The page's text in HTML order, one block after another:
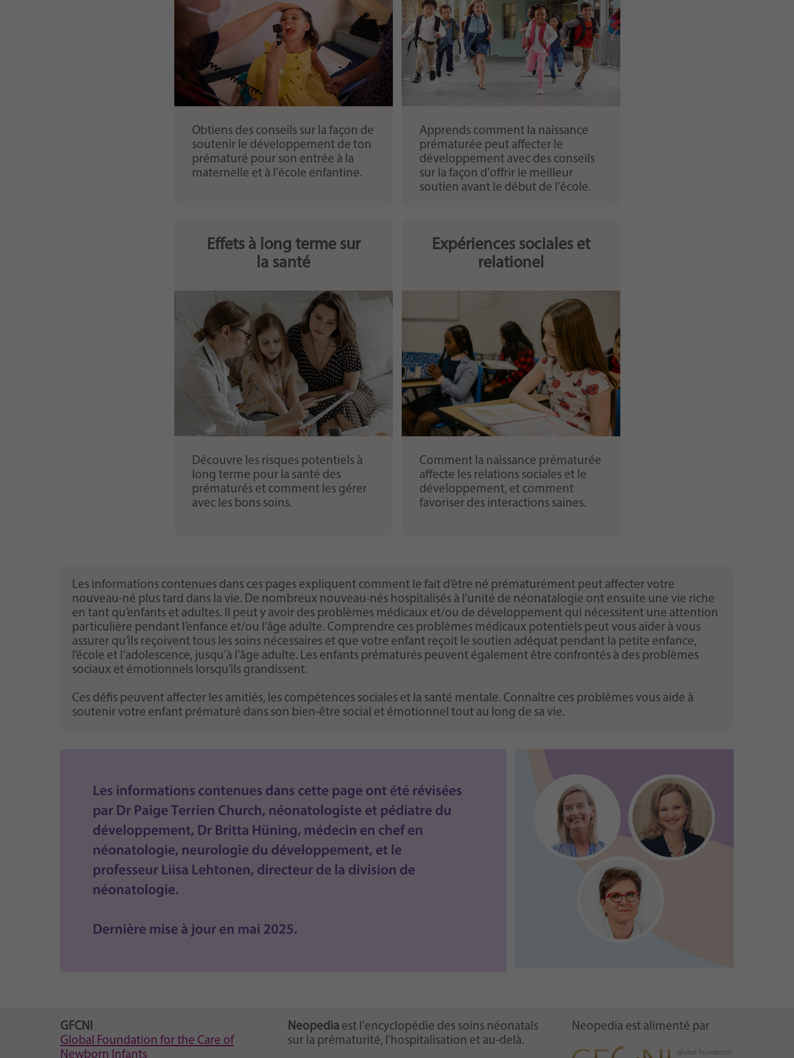
Obtiens des conseils sur la façon de
soutenir le développement de ton
prématuré pour son entrée à la
maternelle et à l'école enfantine.
Apprends comment la naissance
prématurée peut affecter le
développement avec des conseils
sur la façon d'offrir le meilleur
soutien avant le début de l'école.
Effets à long terme sur
la santé
Découvre les risques potentiels à
long terme pour la santé des
prématurés et comment les gérer
avec les bons soins.
Expériences sociales et
relationel
Comment la naissance prématurée
affecte les relations sociales et le
développement, et comment
favoriser des interactions saines.
Les informations contenues dans ces pages expliquent comment le fait d’être né prématurément peut affecter votre
nouveau-né plus tard dans la vie. De nombreux nouveau-nés hospitalisés à l’unité de néonatalogie ont ensuite une vie riche
en tant qu’enfants et adultes. Il peut y avoir des problèmes médicaux et/ou de développement qui nécessitent une attention
particulière pendant l’enfance et/ou l’âge adulte. Comprendre ces problèmes médicaux potentiels peut vous aider à vous
assurer qu’ils reçoivent tous les soins nécessaires et que votre enfant reçoit le soutien adéquat pendant la petite enfance,
l’école et l’adolescence, jusqu’à l’âge adulte. Les enfants prématurés peuvent également être confrontés à des problèmes
sociaux et émotionnels lorsqu’ils grandissent.
Ces défis peuvent affecter les amitiés, les compétences sociales et la santé mentale. Connaître ces problèmes vous aide à
soutenir votre enfant prématuré dans son bien-être social et émotionnel tout au long de sa vie.
GFCNI
Global Foundation for the Care of
Newborn Infants
Neopedia est l'encyclopédie des soins néonatals
sur la prématurité, l'hospitalisation et au-delà.
Neopedia est alimenté par
eingestellt hat.